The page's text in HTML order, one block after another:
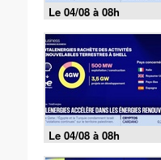
Le 04/08 à 08h
Le 04/08 à 08h